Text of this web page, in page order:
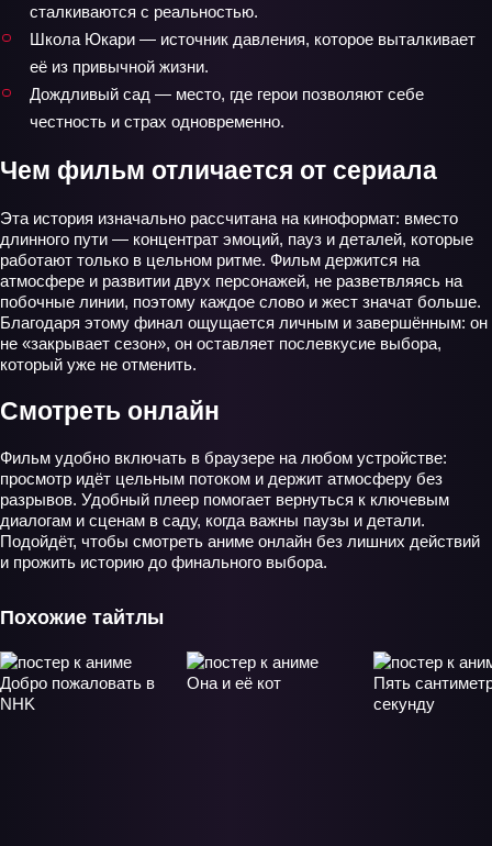
сталкиваются с реальностью.
Школа Юкари — источник давления, которое выталкивает
её из привычной жизни.
Дождливый сад — место, где герои позволяют себе
честность и страх одновременно.
Чем фильм отличается от сериала
Эта история изначально рассчитана на киноформат: вместо
длинного пути — концентрат эмоций, пауз и деталей, которые
работают только в цельном ритме. Фильм держится на
атмосфере и развитии двух персонажей, не разветвляясь на
побочные линии, поэтому каждое слово и жест значат больше.
Благодаря этому финал ощущается личным и завершённым: он
не «закрывает сезон», он оставляет послевкусие выбора,
который уже не отменить.
Смотреть онлайн
Фильм удобно включать в браузере на любом устройстве:
просмотр идёт цельным потоком и держит атмосферу без
разрывов. Удобный плеер помогает вернуться к ключевым
диалогам и сценам в саду, когда важны паузы и детали.
Подойдёт, чтобы смотреть аниме онлайн без лишних действий
и прожить историю до финального выбора.
Похожие тайтлы